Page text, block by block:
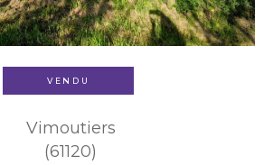
VENDU
Vimoutiers
(61120)